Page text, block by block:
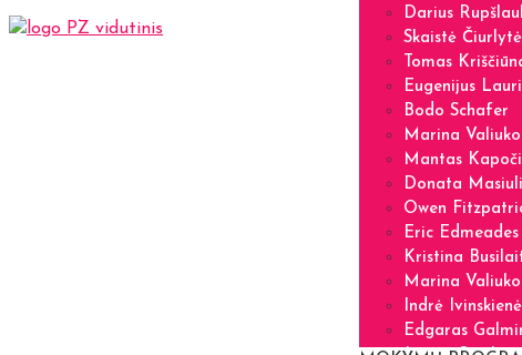
Darius
Skaistė Čiurlytė
Tomas
Eugenijus
Bodo Schafer
Marina
Mantas
Donata
Owen
Eric Edmeades
Kristina
Marina
Indrė Ivinskienė
Edgaras